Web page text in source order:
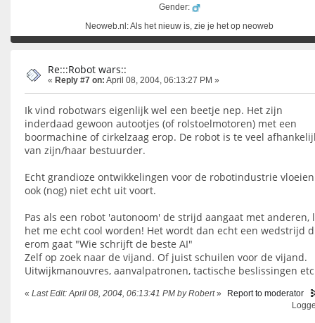
Gender:
Neoweb.nl: Als het nieuw is, zie je het op neoweb
Re:::Robot wars::
« Reply #7 on: April 08, 2004, 06:13:27 PM »
Ik vind robotwars eigenlijk wel een beetje nep. Het zijn
inderdaad gewoon autootjes (of rolstoelmotoren) met een
boormachine of cirkelzaag erop. De robot is te veel
van zijn/haar bestuurder.
Echt grandioze ontwikkelingen voor de robotindustrie
ook (nog) niet echt uit voort.
Pas als een robot 'autonoom' de strijd aangaat met anderen,
het me echt cool worden! Het wordt dan echt een wedstrijd
erom gaat "Wie schrijft de beste AI"
Zelf op zoek naar de vijand. Of juist schuilen voor de vijand.
Uitwijkmanouvres, aanvalpatronen, tactische beslissingen
« Last Edit: April 08, 2004, 06:13:41 PM by Robert»
Report to moderator